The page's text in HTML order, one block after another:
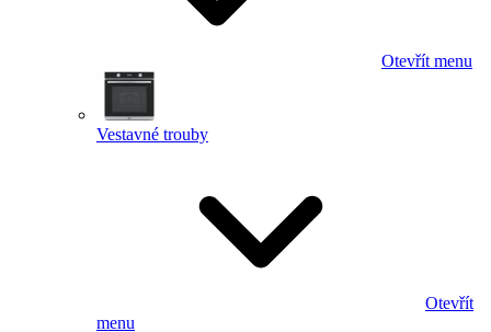
Otevřít menu
Vestavné trouby
Otevřít
menu